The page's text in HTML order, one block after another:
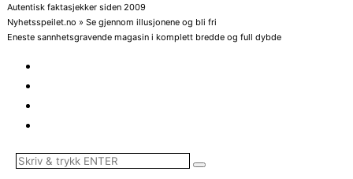
Autentisk faktasjekker siden 2009
Nyhetsspeilet.no » Se gjennom illusjonene og bli fri
Eneste sannhetsgravende magasin i komplett bredde og full dybde